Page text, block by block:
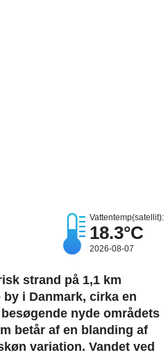
Vattentemp(satellit):
18.3°C
2026-08-07
strand på 1,1 km
i Danmark, cirka en
nyde områdets
betår af en blanding af
variation. Vandet ved